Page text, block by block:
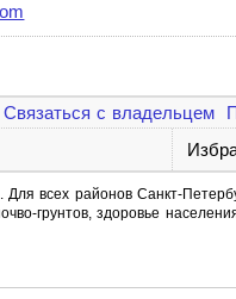
Связаться с владельцем
Для всех районов Санкт-
грунтов, здоровье